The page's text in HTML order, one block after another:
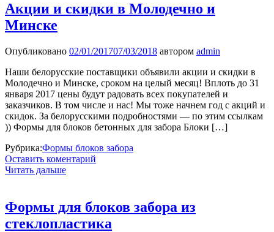
Акции и скидки в Молодечно и
Минске
Опубликовано 02/01/201707/03/2018 автором admin
Наши белорусские поставщики объявили акции и скидки в
Молодечно и Минске, сроком на целый месяц! Вплоть до 31
января 2017 цены будут радовать всех покупателей и
заказчиков. В том числе и нас! Мы тоже начнем год с акций и
скидок. За белорусскими подробностями — по этим ссылкам
)) Формы для блоков бетонных для забора Блоки […]
Рубрика:Формы блоков забора
Оставить коментарий
Читать дальше
Формы для блоков забора из
стеклопластика